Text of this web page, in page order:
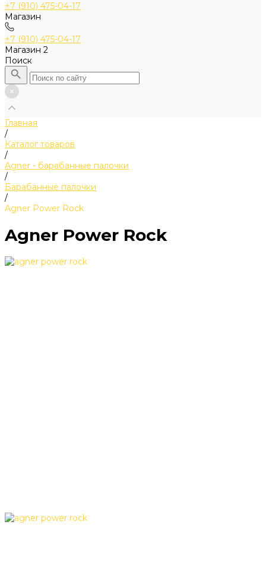
+7 (910) 475-04-17
Магазин
+7 (910) 475-04-17
Магазин 2
Поиск
Главная
/
Каталог товаров
/
Agner - барабанные палочки
/
Барабанные палочки
/
Agner Power Rock
Agner Power Rock